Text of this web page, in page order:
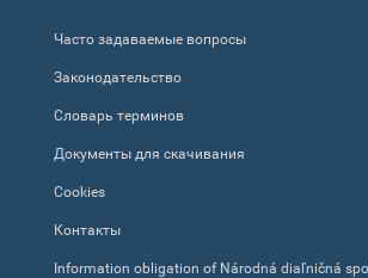
Часто задаваемые вопросы
Законодательство
Словарь терминов
Документы для скачивания
Cookies
Контакты
Information obligation of Národná diaľničná